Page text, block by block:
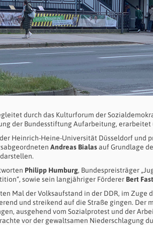
durch das Kulturforum der
der Bundesstiftung Aufarbeitung, erarbeitet
Heinrich-Heine-Universität Düsseldorf und
Andreas Bialasauf Grundlage
Philipp Humburg, Bundespreisträger
sowie sein langjähriger Förderer Bert
Mal der Volksaufstand in der DDR, im Zuge
und streikend auf die Straße gingen. Der
ausgehend vom Sozialprotest und der
vor der gewaltsamen Niederschlagung